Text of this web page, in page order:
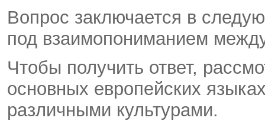
Вопрос заключается в
под взаимопониманием
Чтобы получить ответ,
основных европейских
различными культурами.